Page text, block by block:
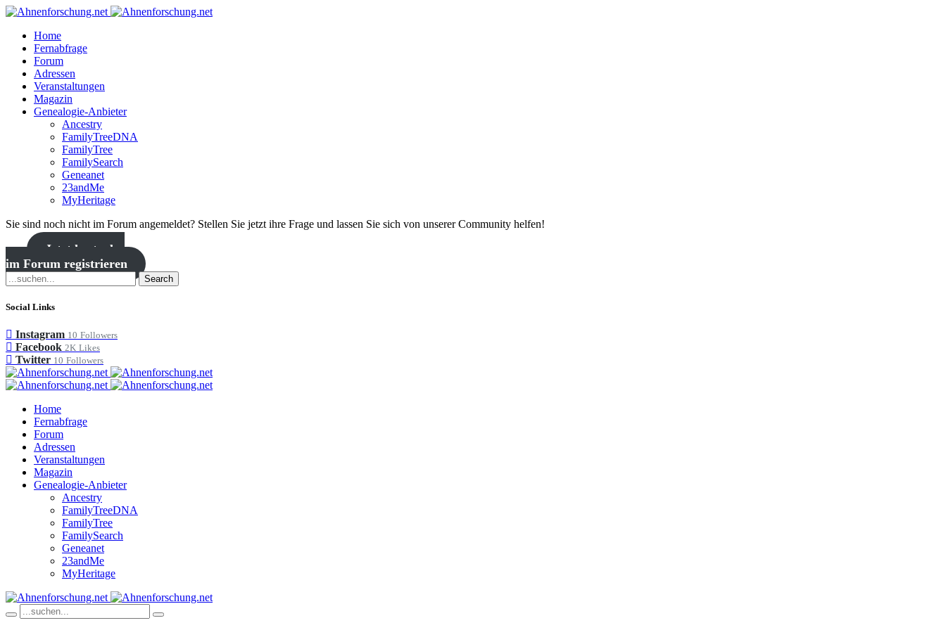
Home
Fernabfrage
Forum
Adressen
Veranstaltungen
Magazin
Genealogie-Anbieter
Ancestry
FamilyTreeDNA
FamilyTree
FamilySearch
Geneanet
23andMe
MyHeritage
Sie sind noch nicht im Forum angemeldet? Stellen Sie jetzt ihre Frage und lassen Sie sich von unserer Community helfen!
Jetzt kostenlos
im Forum registrieren
Search
Social Links
Instagram 10 Followers
Facebook 2K Likes
Twitter 10 Followers
Home
Fernabfrage
Forum
Adressen
Veranstaltungen
Magazin
Genealogie-Anbieter
Ancestry
FamilyTreeDNA
FamilyTree
FamilySearch
Geneanet
23andMe
MyHeritage